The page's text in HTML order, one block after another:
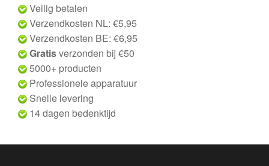
Veilig betalen
Verzendkosten NL: €5,95
Verzendkosten BE: €6,95
Gratisverzonden bij €50
5000+ producten
Professionele apparatuur
Snelle levering
14 dagen bedenktijd